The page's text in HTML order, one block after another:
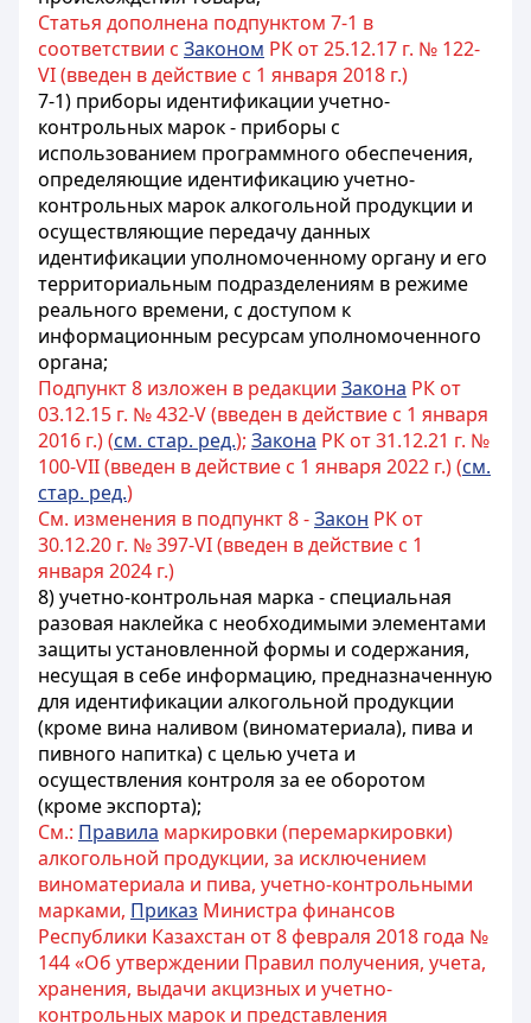
Статья дополнена подпунктом 7-1 в
соответствии с Законом РК от 25.12.17 г. № 122-
VI (введен в действие с 1 января 2018 г.)
7-1) приборы идентификации учетно-
контрольных марок - приборы с
использованием программного обеспечения,
определяющие идентификацию учетно-
контрольных марок алкогольной продукции и
осуществляющие передачу данных
идентификации уполномоченному органу и его
территориальным подразделениям в режиме
реального времени, с доступом к
информационным ресурсам уполномоченного
органа;
Подпункт 8 изложен в редакции Закона РК от
03.12.15 г. № 432-V (введен в действие с 1 января
2016 г.) (см. стар. ред.); Закона РК от 31.12.21 г. №
100-VII (введен в действие с 1 января 2022 г.) (см.
стар. ред.)
См. изменения в подпункт 8 -Закон РК от
30.12.20 г. № 397-VI (введен в действие с 1
января 2024 г.)
8) учетно-контрольная марка - специальная
разовая наклейка с необходимыми элементами
защиты установленной формы и содержания,
несущая в себе информацию, предназначенную
для идентификации алкогольной продукции
(кроме вина наливом (виноматериала), пива и
пивного напитка) с целью учета и
осуществления контроля за ее оборотом
(кроме экспорта);
См.: Правила маркировки (перемаркировки)
алкогольной продукции, за исключением
виноматериала и пива, учетно-контрольными
марками, Приказ Министра финансов
Республики Казахстан от 8 февраля 2018 года №
144 «Об утверждении Правил получения, учета,
хранения, выдачи акцизных и учетно-
контрольных марок и представления